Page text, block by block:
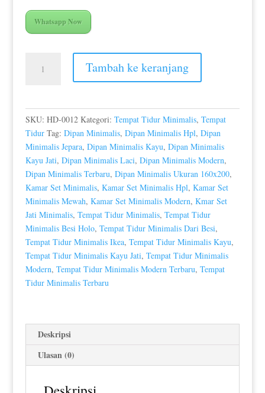
Whatsapp Now
Dipan
Furniture
HD-
Tambah ke keranjang
SKU: HD-0012 Kategori: Tempat Tidur Minimalis, Tempat
Tidur Tag: Dipan Minimalis, Dipan Minimalis Hpl, Dipan
Minimalis Jepara, Dipan Minimalis Kayu, Dipan Minimalis
Kayu Jati, Dipan Minimalis Laci, Dipan Minimalis Modern,
Dipan Minimalis Terbaru, Dipan Minimalis Ukuran 160x200,
Kamar Set Minimalis, Kamar Set Minimalis Hpl, Kamar Set
Minimalis Mewah, Kamar Set Minimalis Modern, Kmar Set
Jati Minimalis, Tempat Tidur Minimalis, Tempat Tidur
Minimalis Besi Holo, Tempat Tidur Minimalis Dari Besi,
Tempat Tidur Minimalis Ikea, Tempat Tidur Minimalis Kayu,
Tempat Tidur Minimalis Kayu Jati, Tempat Tidur Minimalis
Modern, Tempat Tidur Minimalis Modern Terbaru, Tempat
Tidur Minimalis Terbaru
Deskripsi
Ulasan (0)